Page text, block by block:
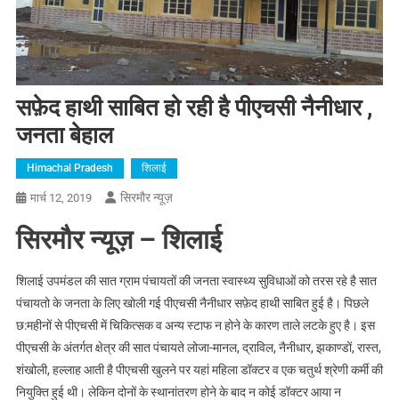
सफ़ेद हाथी साबित हो रही है पीएचसी नैनीधार ,
जनता बेहाल
Himachal Pradesh शिलाई
मार्च 12, 2019 सिरमौर न्यूज़
सिरमौर न्यूज़ – शिलाई
शिलाई उपमंडल की सात ग्राम पंचायतों की जनता स्वास्थ्य सुविधाओं को तरस रहे है सात
पंचायतो के जनता के लिए खोली गई पीएचसी नैनीधार सफ़ेद हाथी साबित हुई है। पिछले
छ:महीनों से पीएचसी में चिकित्सक व अन्य स्टाफ न होने के कारण ताले लटके हुए है। इस
पीएचसी के अंतर्गत क्षेत्र की सात पंचायते लोजा-मानल, द्राविल, नैनीधार, झकाण्डों, रास्त,
शंखोली, हल्लाह आती है पीएचसी खुलने पर यहां महिला डॉक्टर व एक चतुर्थ श्रेणी कर्मी की
नियुक्ति हुई थी। लेकिन दोनों के स्थानांतरण होने के बाद न कोई डॉक्टर आया न